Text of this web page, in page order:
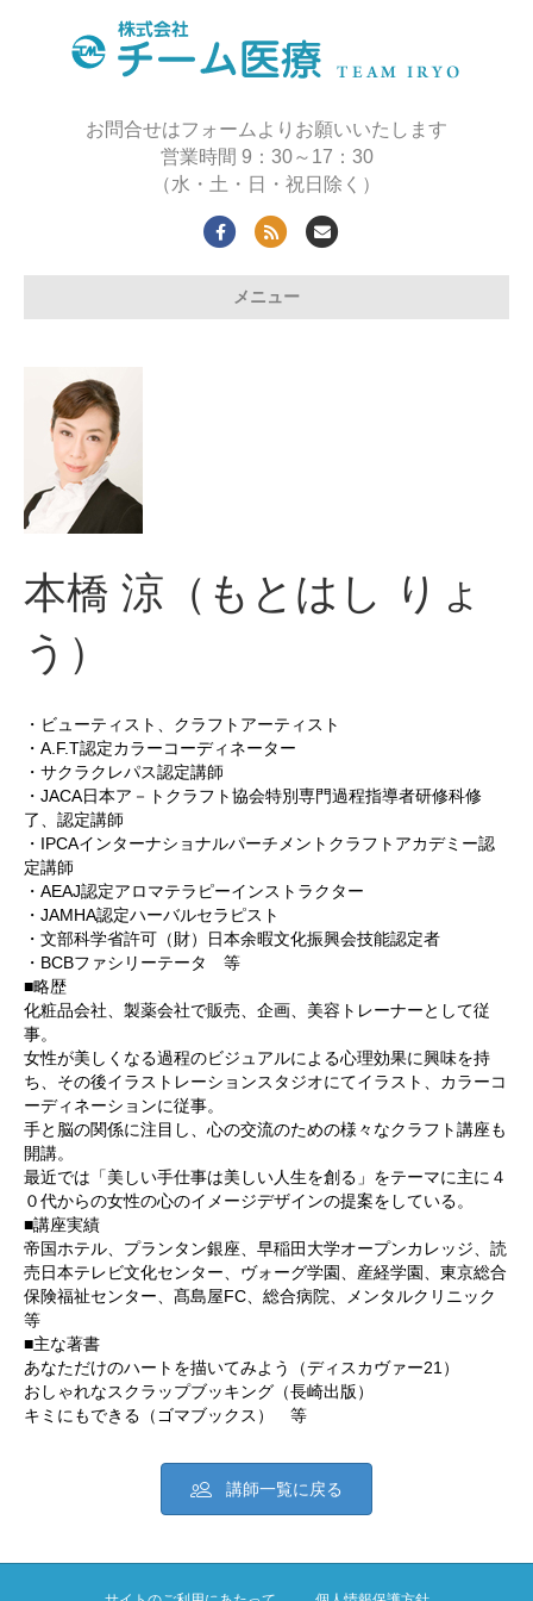
お問合せはフォームよりお願いいたします
営業時間 9：30～17：30
（水・土・日・祝日除く）
Facebook
Rss Email
メニュー
本橋 涼（もとはし りょ
う）
・ビューティスト、クラフトアーティスト
・A.F.T認定カラーコーディネーター
・サクラクレパス認定講師
・JACA日本ア－トクラフト協会特別専門過程指導者研修科修
了、認定講師
・IPCAインターナショナルパーチメントクラフトアカデミー認
定講師
・AEAJ認定アロマテラピーインストラクター
・JAMHA認定ハーバルセラピスト
・文部科学省許可（財）日本余暇文化振興会技能認定者
・BCBファシリーテータ 等
■略歴
化粧品会社、製薬会社で販売、企画、美容トレーナーとして従
事。
女性が美しくなる過程のビジュアルによる心理効果に興味を持
ち、その後イラストレーションスタジオにてイラスト、カラーコ
ーディネーションに従事。
手と脳の関係に注目し、心の交流のための様々なクラフト講座も
開講。
最近では「美しい手仕事は美しい人生を創る」をテーマに主に４
０代からの女性の心のイメージデザインの提案をしている。
■講座実績
帝国ホテル、プランタン銀座、早稲田大学オープンカレッジ、読
売日本テレビ文化センター、ヴォーグ学園、産経学園、東京総合
保険福祉センター、髙島屋FC、総合病院、メンタルクリニック
等
■主な著書
あなただけのハートを描いてみよう（ディスカヴァー21）
おしゃれなスクラップブッキング（長崎出版）
キミにもできる（ゴマブックス） 等
講師一覧に戻る